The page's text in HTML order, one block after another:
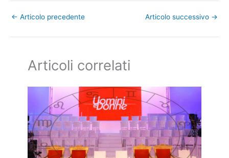
← Articolo precedente Articolo successivo →
Articoli correlati